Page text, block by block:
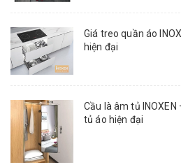
Giá treo quần áo
hiện đại
Cầu là âm tủ
tủ áo hiện đại